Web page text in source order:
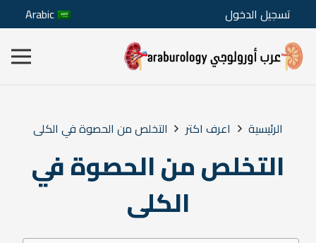
تسجيل الدخول Arabic
الرئيسية اعرف اكتر التخلص من الحصوة في الكلى
التخلص من الحصوة في
الكلى